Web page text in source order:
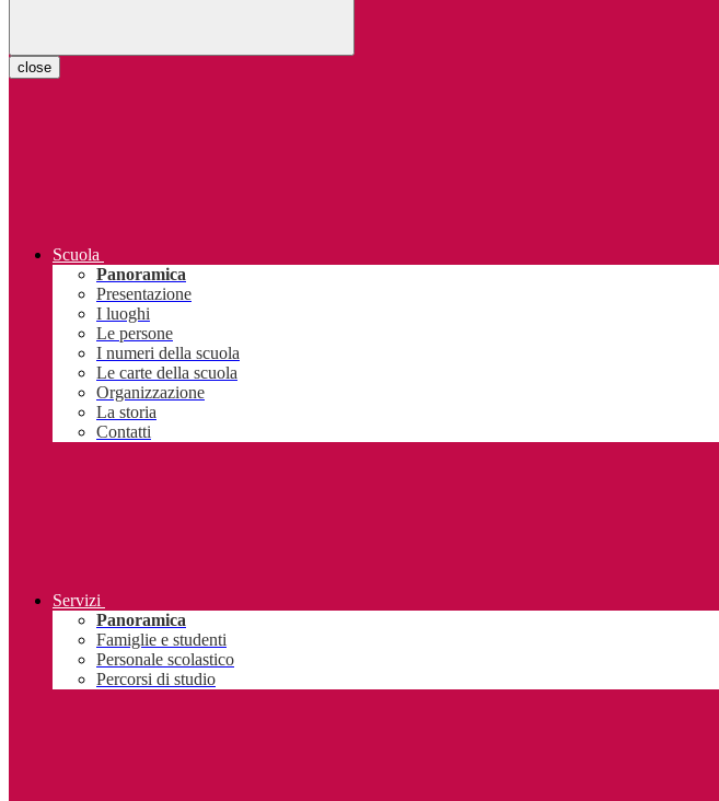
close
Scuola
Panoramica
Presentazione
I luoghi
Le persone
I numeri della scuola
Le carte della scuola
Organizzazione
La storia
Contatti
Servizi
Panoramica
Famiglie e studenti
Personale scolastico
Percorsi di studio